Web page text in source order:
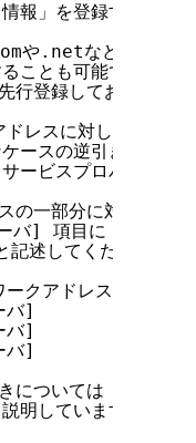
報」を登録する必要
や.netなどのJPドメ
ことも可能です。こ
登録しておく必要は
レスに対しては、 [
ースの逆引きネーム
ービスプロバイダに
の一部分に対しての
バ] 項目に <ホスト
述してください。
ークアドレス]
バ]
バ]
バ]
については「ドメイ
明しています。そち